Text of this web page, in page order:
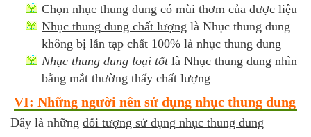
Chọn nhục thung dung có mùi thơm của dược liệu
Nhục thung dung chất lượng là Nhục thung dung
không bị lẫn tạp chất 100% là nhục thung dung
Nhục thung dung loại tốtlà Nhục thung dung nhìn
bằng mắt thường thấy chất lượng
VI: Những người nên sử dụng nhục thung dung
Đây là những đối tượng sử dụng nhục thung dung